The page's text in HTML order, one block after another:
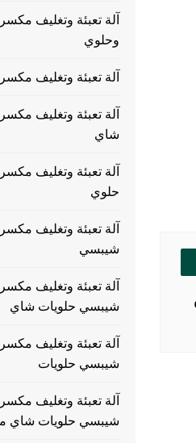
آلة تعبئة وتغليف
وحلوي
آلة تعبئة وتغليف
آلة تعبئة وتغليف
شاي
آلة تعبئة وتغليف
حلوي
آلة تعبئة وتغليف
شيبسي
آلة تعبئة وتغليف
شيبسي حلويات شاي
آلة تعبئة وتغليف
شيبسي حلويات
آلة تعبئة وتغليف
شيبسي حلويات شاي